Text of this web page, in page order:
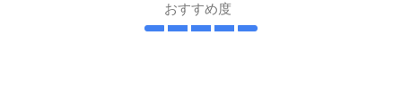
おすすめ度